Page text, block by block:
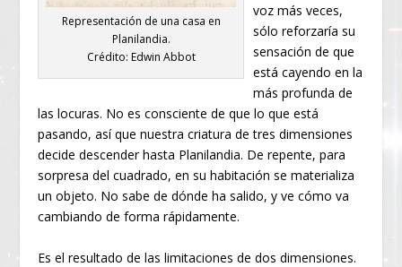
Representación de una casa en
Planilandia.
Crédito: Edwin Abbot
voz más veces,
sólo reforzaría su
sensación de que
está cayendo en la
más profunda de
las locuras. No es consciente de que lo que está
pasando, así que nuestra criatura de tres dimensiones
decide descender hasta Planilandia. De repente, para
sorpresa del cuadrado, en su habitación se materializa
un objeto. No sabe de dónde ha salido, y ve cómo va
cambiando de forma rápidamente.
Es el resultado de las limitaciones de dos dimensiones.